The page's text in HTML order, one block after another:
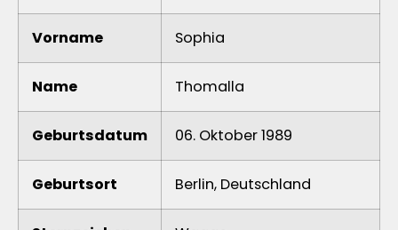
Vorname Sophia
Name Thomalla
Geburtsdatum 06. Oktober 1989
Geburtsort Berlin, Deutschland